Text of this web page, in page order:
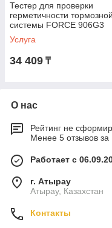
Тестер для проверки
герметичности тормозной
системы FORCE 906G3
Услуга
34 409 ₸
О нас
Рейтинг не
Менее 5 отзывов за
Работает с
г. Атырау
Атырау, Казахстан
Контакты